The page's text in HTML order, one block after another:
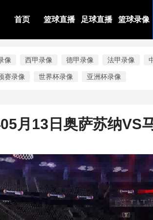
首页 篮球直播 足球直播 篮球录像
像 西甲录像 德甲录像 法甲录像
赛录像 世界杯录像 亚洲杯录像
月13日奥萨苏纳VS